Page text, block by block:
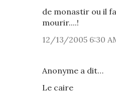
de monastir ou il
mourir....!
12/13/2005 6:30
Anonyme a dit…
Le caire